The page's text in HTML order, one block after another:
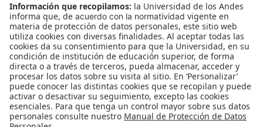
CONTÁCTANOS
cerosetenta@uniandes.edu.co
BOGOTÁ, COLOMBIA
NEWSLETTER